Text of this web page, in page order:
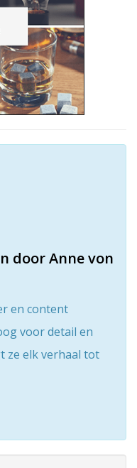
door Anne von
en content
voor detail en
ze elk verhaal tot